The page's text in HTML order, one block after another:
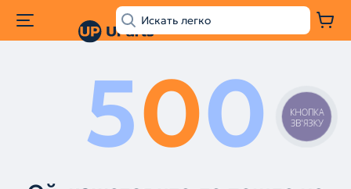
500
КНОПКА
ЗВ'ЯЗКУ